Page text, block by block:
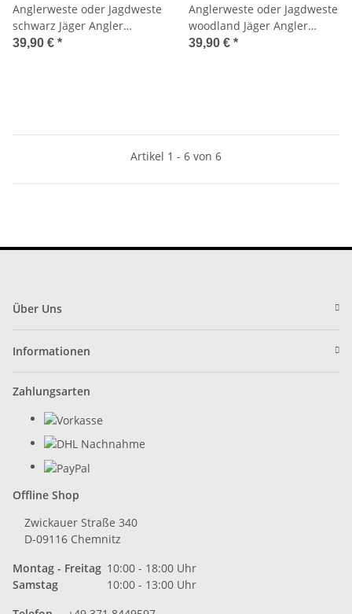
Anglerweste oder Jagdweste
schwarz Jäger Angler
Ranger Weste Mil-Tec
39,90 € *
Anglerweste oder Jagdweste
woodland Jäger Angler
Ranger Weste Mil-Tec
39,90 € *
Artikel 1 - 6 von 6
Über Uns
Informationen
Zahlungsarten
Offline Shop
Zwickauer Straße 340
D-09116 Chemnitz
Montag - Freitag 10:00 - 18:00 Uhr
Samstag
10:00 - 13:00 Uhr